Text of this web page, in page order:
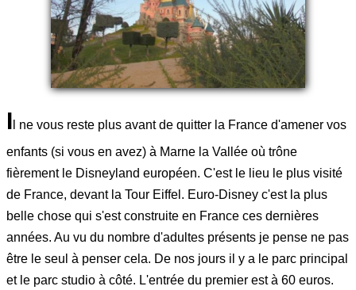
I l ne vous reste plus avant de quitter la France d'amener vos
enfants (si vous en avez) à Marne la Vallée où trône
fièrement le Disneyland européen. C'est le lieu le plus visité
de France, devant la Tour Eiffel. Euro-Disney c'est la plus
belle chose qui s'est construite en France ces dernières
années. Au vu du nombre d'adultes présents je pense ne pas
être le seul à penser cela. De nos jours il y a le parc principal
et le parc studio à côté. L'entrée du premier est à 60 euros.